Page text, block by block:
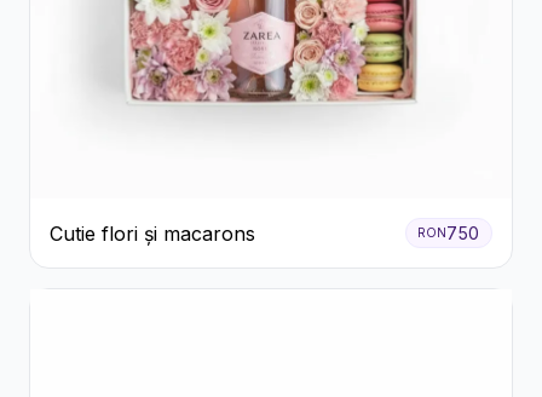
Cutie flori și macarons RON750